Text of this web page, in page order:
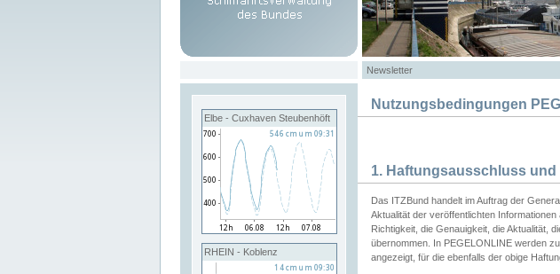
Newsletter
Elbe - Cuxhaven Steubenhöft
RHEIN - Koblenz
Nutzungsbedingungen
1. Haftungsausschluss
Das ITZBund handelt im Auftrag der
Aktualität der veröffentlichten
Richtigkeit, die Genauigkeit, die Aktualität,
übernommen. In PEGELONLINE werden
angezeigt, für die ebenfalls der obige